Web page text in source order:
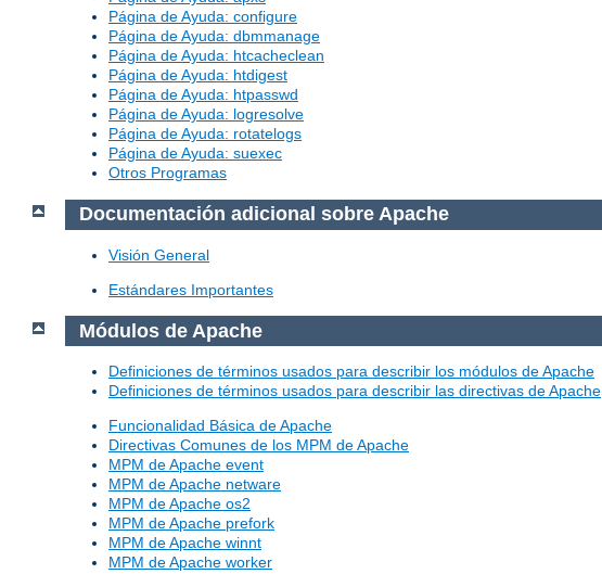
Página de Ayuda: configure
Página de Ayuda: dbmmanage
Página de Ayuda: htcacheclean
Página de Ayuda: htdigest
Página de Ayuda: htpasswd
Página de Ayuda: logresolve
Página de Ayuda: rotatelogs
Página de Ayuda: suexec
Otros Programas
Documentación adicional sobre Apache
Visión General
Estándares Importantes
Módulos de Apache
Definiciones de términos usados para describir los módulos de Apache
Definiciones de términos usados para describir las directivas de Apache
Funcionalidad Básica de Apache
Directivas Comunes de los MPM de Apache
MPM de Apache event
MPM de Apache netware
MPM de Apache os2
MPM de Apache prefork
MPM de Apache winnt
MPM de Apache worker